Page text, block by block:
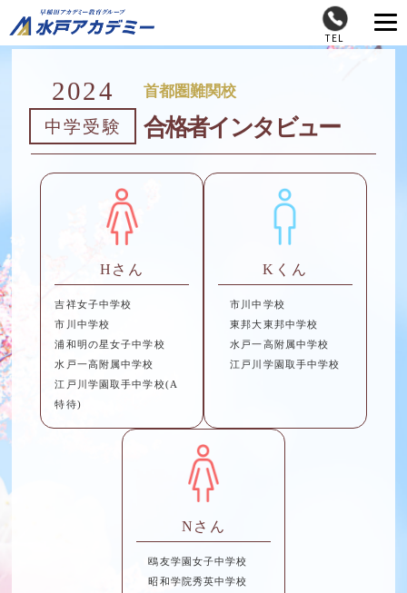
TEL
2024
中学受験
首都圏難関校
合格者インタビュー
Hさん
吉祥女子中学校
市川中学校
浦和明の星女子中学校
水戸一高附属中学校
江戸川学園取手中学校(A
特待)
Kくん
市川中学校
東邦大東邦中学校
水戸一高附属中学校
江戸川学園取手中学校
Nさん
鴎友学園女子中学校
昭和学院秀英中学校